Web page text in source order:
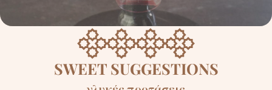
SWEET SUGGESTIONS